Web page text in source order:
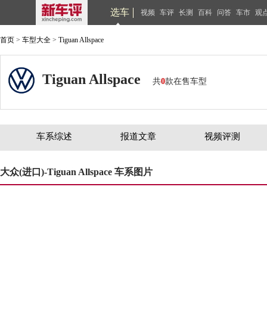
选车 视频 车评 长测 百科 问答 车市 观
首页 > 车型大全 > Tiguan Allspace
Tiguan Allspace 共0款在售车型
车系综述 报道文章 视频评测
大众(进口)-Tiguan Allspace 车系图片